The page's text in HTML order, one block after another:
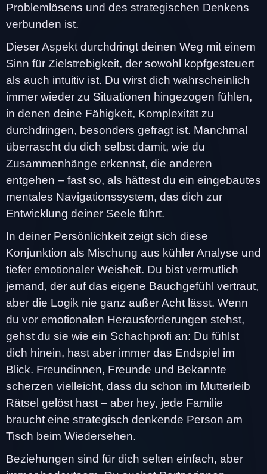
Problemlösens und des strategischen Denkens
verbunden ist.
Dieser Aspekt durchdringt deinen Weg mit einem
Sinn für Zielstrebigkeit, der sowohl kopfgesteuert
als auch intuitiv ist. Du wirst dich wahrscheinlich
immer wieder zu Situationen hingezogen fühlen,
in denen deine Fähigkeit, Komplexität zu
durchdringen, besonders gefragt ist. Manchmal
überrascht du dich selbst damit, wie du
Zusammenhänge erkennst, die anderen
entgehen – fast so, als hättest du ein eingebautes
mentales Navigationssystem, das dich zur
Entwicklung deiner Seele führt.
In deiner Persönlichkeit zeigt sich diese
Konjunktion als Mischung aus kühler Analyse und
tiefer emotionaler Weisheit. Du bist vermutlich
jemand, der auf das eigene Bauchgefühl vertraut,
aber die Logik nie ganz außer Acht lässt. Wenn
du vor emotionalen Herausforderungen stehst,
gehst du sie wie ein Schachprofi an: Du fühlst
dich hinein, hast aber immer das Endspiel im
Blick. Freundinnen, Freunde und Bekannte
scherzen vielleicht, dass du schon im Mutterleib
Rätsel gelöst hast – aber hey, jede Familie
braucht eine strategisch denkende Person am
Tisch beim Wiedersehen.
Beziehungen sind für dich selten einfach, aber